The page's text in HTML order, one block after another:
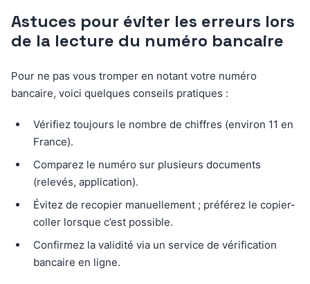
Astuces pour éviter les erreurs lors
de la lecture du numéro bancaire
Pour ne pas vous tromper en notant votre numéro
bancaire, voici quelques conseils pratiques :
Vérifiez toujours le nombre de chiffres (environ 11 en
France).
Comparez le numéro sur plusieurs documents
(relevés, application).
Évitez de recopier manuellement ; préférez le copier-
coller lorsque c’est possible.
Confirmez la validité via un service de vérification
bancaire en ligne.